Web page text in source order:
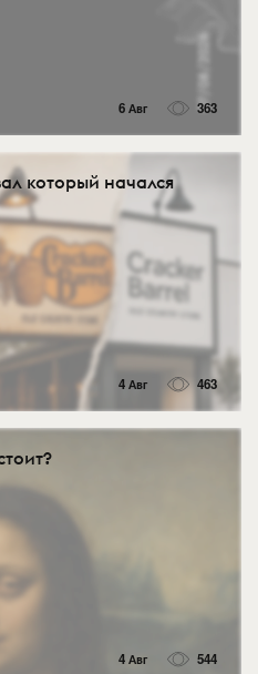
6 Авг 363
который начался
4 Авг 463
4 Авг 544